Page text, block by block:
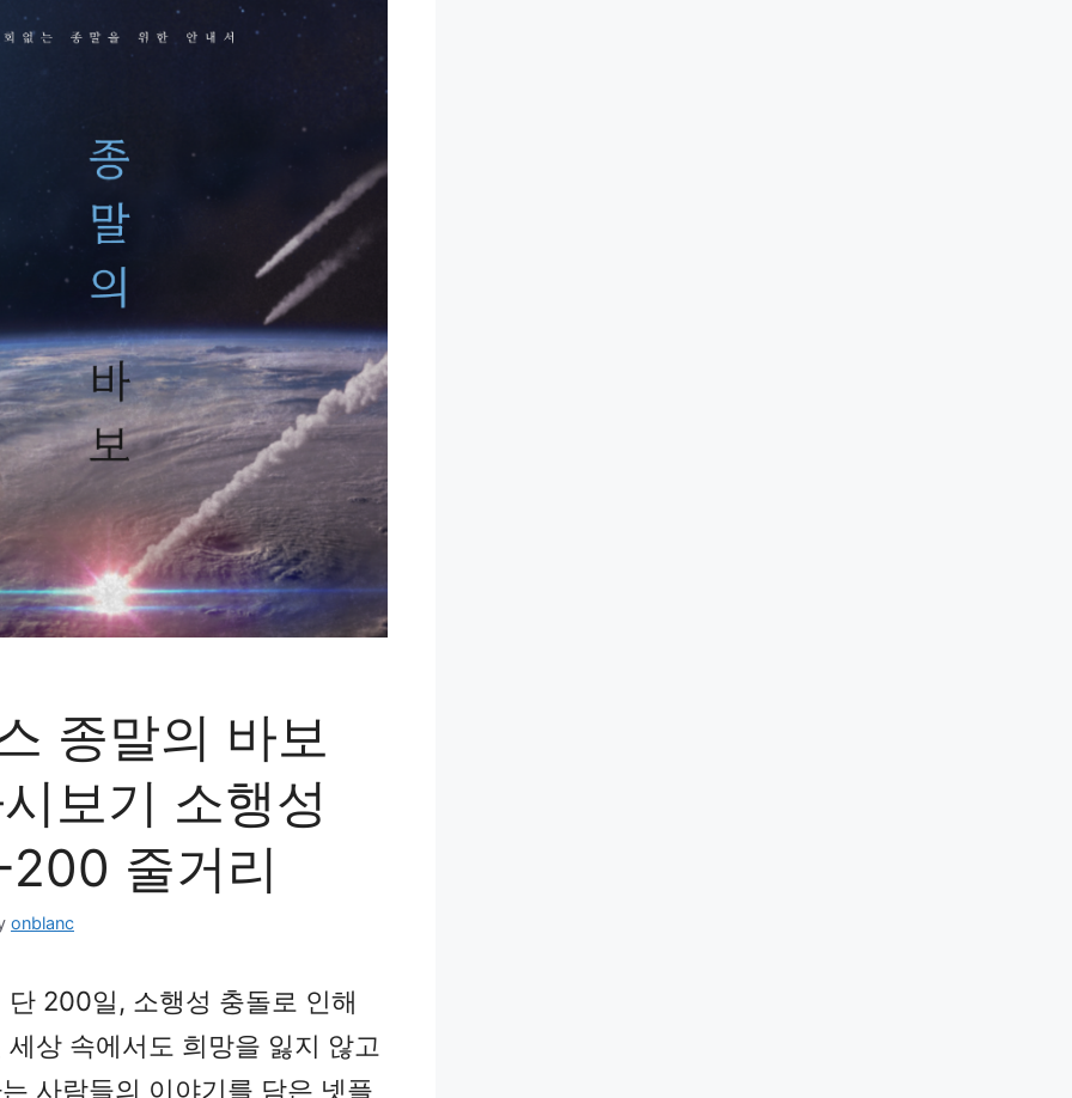
종말의 바보
보기 소행성
줄거리
onblanc
단 200일, 소행성 충돌로 인해
세상 속에서도 희망을 잃지 않고
사람들의 이야기를 담은 넷플